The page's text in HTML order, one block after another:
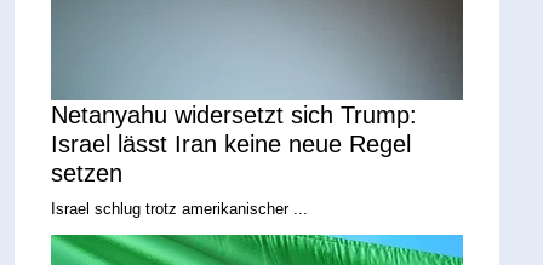
Netanyahu widersetzt sich Trump:
Israel lässt Iran keine neue Regel
setzen
Israel schlug trotz amerikanischer ...